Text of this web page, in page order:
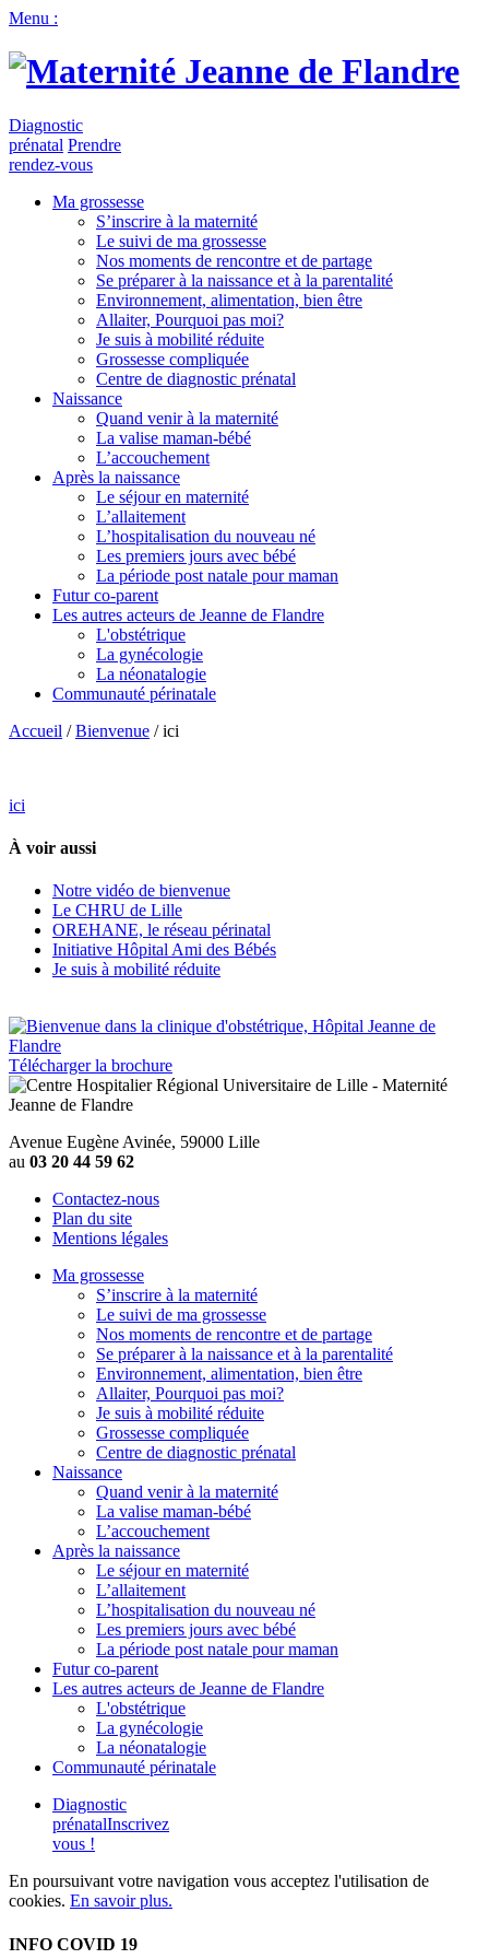
Menu :
Diagnostic
prénatal Prendre
rendez-vous
Ma grossesse
S’inscrire à la maternité
Le suivi de ma grossesse
Nos moments de rencontre et de partage
Se préparer à la naissance et à la parentalité
Environnement, alimentation, bien être
Allaiter, Pourquoi pas moi?
Je suis à mobilité réduite
Grossesse compliquée
Centre de diagnostic prénatal
Naissance
Quand venir à la maternité
La valise maman-bébé
L’accouchement
Après la naissance
Le séjour en maternité
L’allaitement
L’hospitalisation du nouveau né
Les premiers jours avec bébé
La période post natale pour maman
Futur co-parent
Les autres acteurs de Jeanne de Flandre
L'obstétrique
La gynécologie
La néonatalogie
Communauté périnatale
Accueil /Bienvenue /ici
ici
À voir aussi
Notre vidéo de bienvenue
Le CHRU de Lille
OREHANE, le réseau périnatal
Initiative Hôpital Ami des Bébés
Je suis à mobilité réduite
Télécharger la brochure
Avenue Eugène Avinée, 59000 Lille
au 03 20 44 59 62
Contactez-nous
Plan du site
Mentions légales
Ma grossesse
S’inscrire à la maternité
Le suivi de ma grossesse
Nos moments de rencontre et de partage
Se préparer à la naissance et à la parentalité
Environnement, alimentation, bien être
Allaiter, Pourquoi pas moi?
Je suis à mobilité réduite
Grossesse compliquée
Centre de diagnostic prénatal
Naissance
Quand venir à la maternité
La valise maman-bébé
L’accouchement
Après la naissance
Le séjour en maternité
L’allaitement
L’hospitalisation du nouveau né
Les premiers jours avec bébé
La période post natale pour maman
Futur co-parent
Les autres acteurs de Jeanne de Flandre
L'obstétrique
La gynécologie
La néonatalogie
Communauté périnatale
Diagnostic
prénatalInscrivez
vous !
En poursuivant votre navigation vous acceptez l'utilisation de
cookies. En savoir plus.
INFO COVID 19